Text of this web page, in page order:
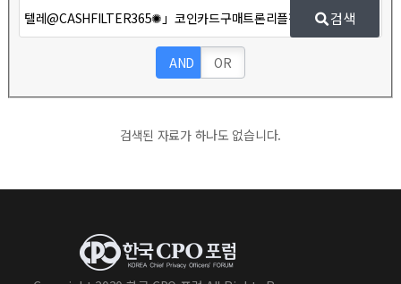
검색
AND OR
검색된 자료가 하나도 없습니다.